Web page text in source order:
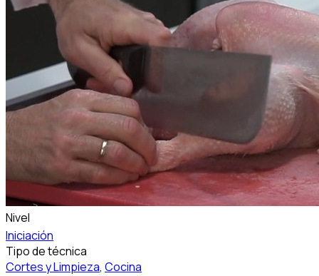
Nivel
Iniciación
Tipo de técnica
Cortes y Limpieza, Cocina